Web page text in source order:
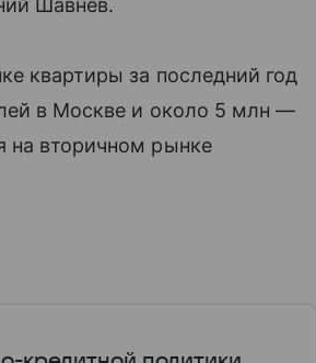
Шавнев.
квартиры за последний год
в Москве и около 5 млн —
на вторичном рынке